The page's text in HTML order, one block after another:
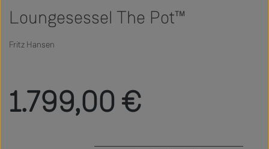
Loungesessel The Pot™
Fritz Hansen
1.799,00 €